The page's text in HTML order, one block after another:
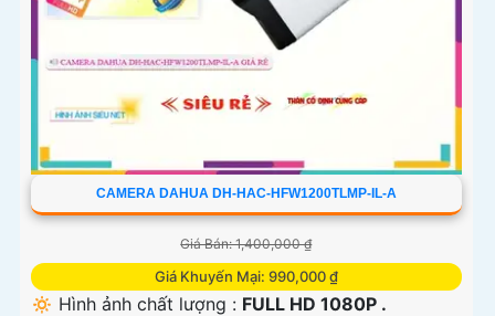
CAMERA DAHUA DH-HAC-HFW1200TLMP-IL-A
Giá Bán: 1,400,000 ₫
Giá Khuyến Mại: 990,000 ₫
🔅 Hình ảnh chất lượng : FULL HD 1080P .